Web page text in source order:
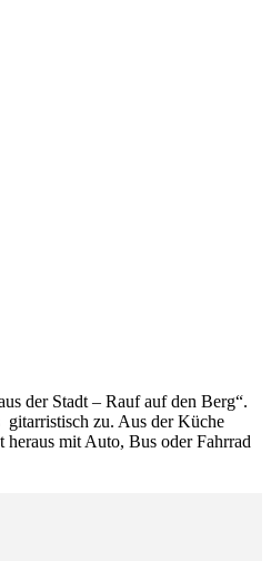
der Stadt – Rauf auf den Berg“.
gitarristisch zu. Aus der Küche
mit Auto, Bus oder Fahrrad